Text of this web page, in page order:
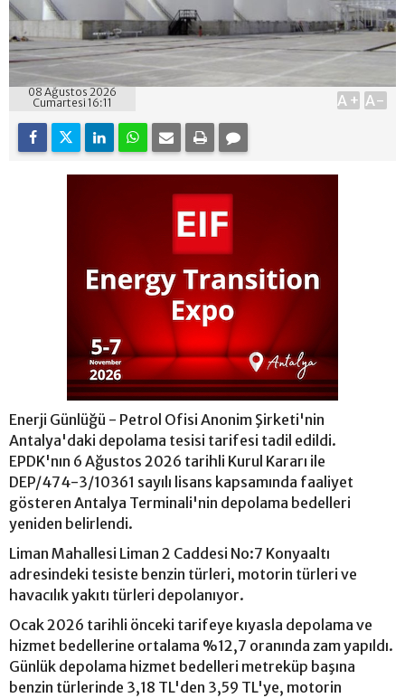
08 Ağustos 2026
Cumartesi 16:11
A+ A-
Enerji Günlüğü - Petrol Ofisi Anonim Şirketi'nin
Antalya'daki depolama tesisi tarifesi tadil edildi.
EPDK'nın 6 Ağustos 2026 tarihli Kurul Kararı ile
DEP/474-3/10361 sayılı lisans kapsamında faaliyet
gösteren Antalya Terminali'nin depolama bedelleri
yeniden belirlendi.
Liman Mahallesi Liman 2 Caddesi No:7 Konyaaltı
adresindeki tesiste benzin türleri, motorin türleri ve
havacılık yakıtı türleri depolanıyor.
Ocak 2026 tarihli önceki tarifeye kıyasla depolama ve
hizmet bedellerine ortalama %12,7 oranında zam yapıldı.
Günlük depolama hizmet bedelleri metreküp başına
benzin türlerinde 3,18 TL'den 3,59 TL'ye, motorin